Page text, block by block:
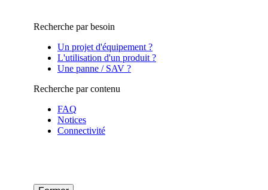
Recherche par besoin
Un projet d'équipement ?
L'utilisation d'un produit ?
Une panne / SAV ?
Recherche par contenu
FAQ
Notices
Connectivité